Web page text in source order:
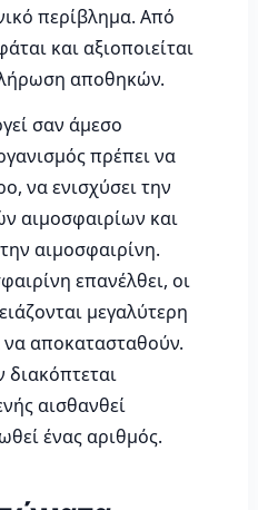
περίβλημα. Από
και αξιοποιείται
αποθηκών.
σαν άμεσο
πρέπει να
να ενισχύσει την
αιμοσφαιρίων και
αιμοσφαιρίνη.
επανέλθει, οι
μεγαλύτερη
να αποκατασταθούν.
διακόπτεται
αισθανθεί
ένας αριθμός.